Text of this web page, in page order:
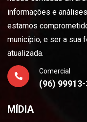
informações e
estamos
município, e ser a sua
atualizada.
Comercial
(96) 99913-
MÍDIA